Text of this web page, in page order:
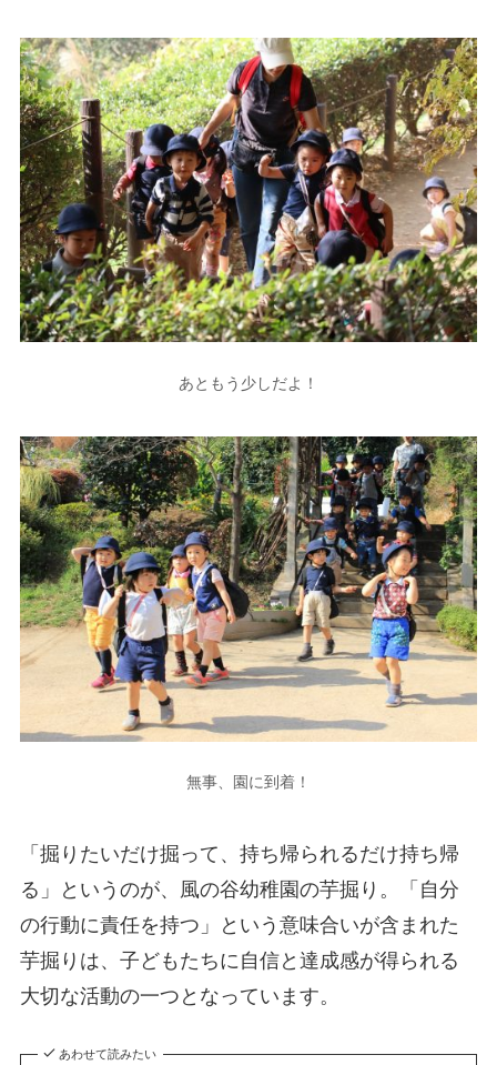
あともう少しだよ！
無事、園に到着！
「掘りたいだけ掘って、持ち帰られるだけ持ち帰
る」というのが、風の谷幼稚園の芋掘り。「自分
の行動に責任を持つ」という意味合いが含まれた
芋掘りは、子どもたちに自信と達成感が得られる
大切な活動の一つとなっています。
あわせて読みたい